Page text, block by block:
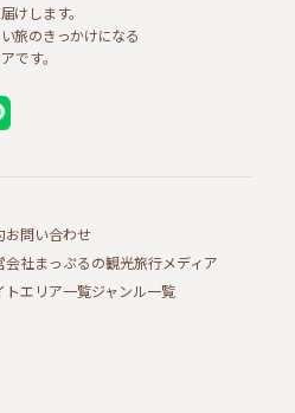
けします。
旅のきっかけになる
です。
お問い合わせ
会社まっぷるの観光旅行メディア
トエリア一覧ジャンル一覧